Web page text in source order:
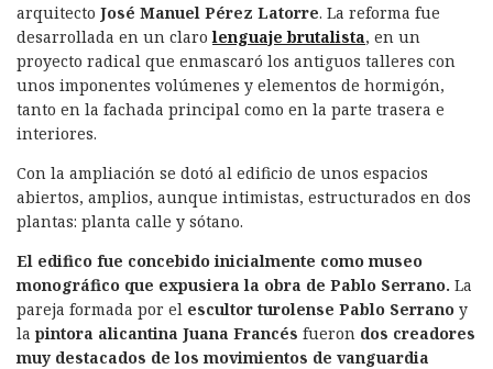
arquitecto José Manuel Pérez Latorre. La reforma fue
desarrollada en un clarolenguaje brutalista, en un
proyecto radical que enmascaró los antiguos talleres con
unos imponentes volúmenes y elementos de hormigón,
tanto en la fachada principal como en la parte trasera e
interiores.
Con la ampliación se dotó al edificio de unos espacios
abiertos, amplios, aunque intimistas, estructurados en dos
plantas: planta calle y sótano.
El edifico fue concebido inicialmente como museo
monográfico que expusiera la obra de Pablo Serrano. La
pareja formada por el escultor turolense Pablo Serrano y
la pintora alicantina Juana Francés fueron dos creadores
muy destacados de los movimientos de vanguardia